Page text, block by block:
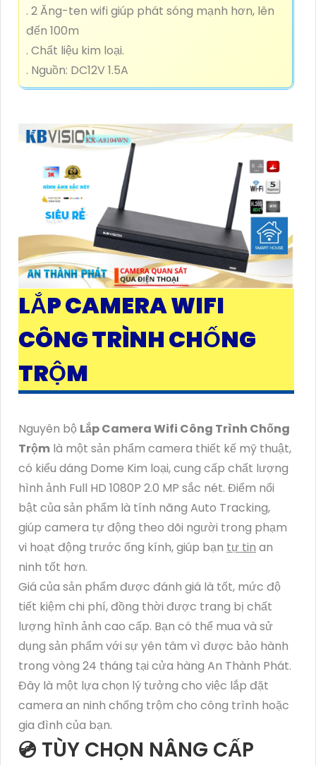
. 2 Ăng-ten wifi giúp phát sóng mạnh hơn, lên
đến 100m
. Chất liệu kim loại.
. Nguồn: DC12V 1.5A
LẮP CAMERA WIFI
CÔNG TRÌNH CHỐNG
TRỘM
Nguyên bộ Lắp Camera Wifi Công Trình Chống
Trộm là một sản phẩm camera thiết kế mỹ thuật,
có kiểu dáng Dome Kim loại, cung cấp chất lượng
hình ảnh Full HD 1080P 2.0 MP sắc nét. Điểm nổi
bật của sản phẩm là tính năng Auto Tracking,
giúp camera tự động theo dõi người trong phạm
vi hoạt động trước ống kính, giúp bạn tự tin an
ninh tốt hơn.
Giá của sản phẩm được đánh giá là tốt, mức độ
tiết kiệm chi phí, đồng thời được trang bị chất
lượng hình ảnh cao cấp. Bạn có thể mua và sử
dụng sản phẩm với sự yên tâm vì được bảo hành
trong vòng 24 tháng tại cửa hàng An Thành Phát.
Đây là một lựa chọn lý tưởng cho việc lắp đặt
camera an ninh chống trộm cho công trình hoặc
gia đình của bạn.
💿 TÙY CHỌN NÂNG CẤP